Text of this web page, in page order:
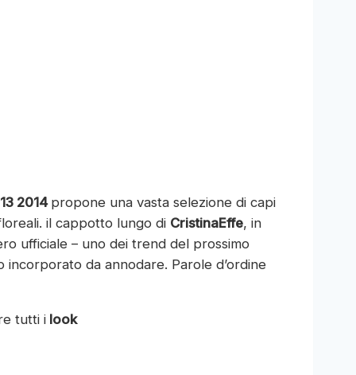
2014 propone una vasta selezione di capi
il cappotto lungo di CristinaEffe, in
ufficiale – uno dei trend del prossimo
da annodare. Parole d’ordine
tutti i look